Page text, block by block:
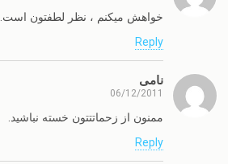
خواهش میکنم ، نظر لطفتون است.
Reply
نامی
06/12/2011
ممنون از زحماتتتون خسته نباشید.
Reply